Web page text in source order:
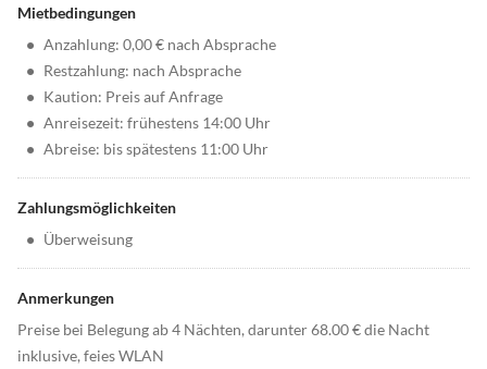
Mietbedingungen
• Anzahlung: 0,00 € nach Absprache
• Restzahlung: nach Absprache
• Kaution: Preis auf Anfrage
• Anreisezeit: frühestens 14:00 Uhr
• Abreise: bis spätestens 11:00 Uhr
Zahlungsmöglichkeiten
• Überweisung
Anmerkungen
Preise bei Belegung ab 4 Nächten, darunter 68.00 € die Nacht
inklusive, feies WLAN